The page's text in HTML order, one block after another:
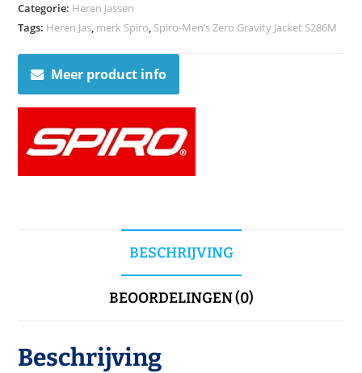
Categorie: Heren Jassen
Tags: Heren Jas, merk Spiro, Spiro-Men’s Zero Gravity Jacket S286M
Meer product info
BESCHRIJVING
BEOORDELINGEN (0)
Beschrijving